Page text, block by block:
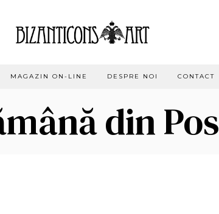
MAGAZIN ON-LINE DESPRE NOI CONTACT
din